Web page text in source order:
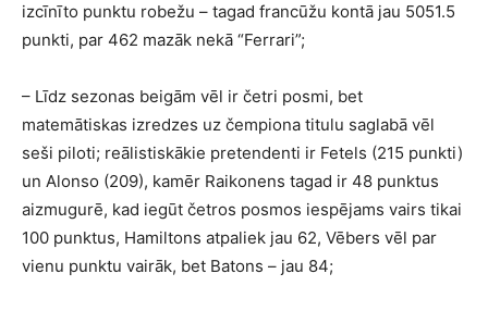
izcīnīto punktu robežu – tagad francūžu kontā jau 5051.5
punkti, par 462 mazāk nekā “Ferrari”;
– Līdz sezonas beigām vēl ir četri posmi, bet
matemātiskas izredzes uz čempiona titulu saglabā vēl
seši piloti; reālistiskākie pretendenti ir Fetels (215 punkti)
un Alonso (209), kamēr Raikonens tagad ir 48 punktus
aizmugurē, kad iegūt četros posmos iespējams vairs tikai
100 punktus, Hamiltons atpaliek jau 62, Vēbers vēl par
vienu punktu vairāk, bet Batons – jau 84;